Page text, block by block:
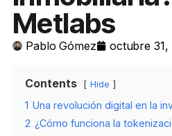
Metlabs
Pablo Gómez octubre 31,
Contents Hide
1 Una revolución digital en la
2 ¿Cómo funciona la